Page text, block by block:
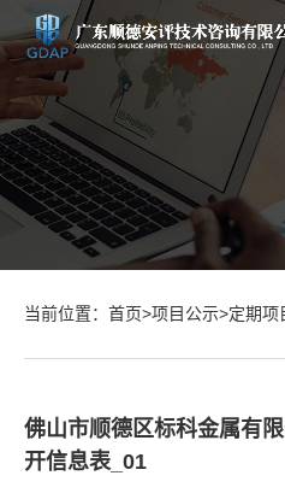
当前位置： 首页>项目公示>定期项
佛山市顺德区标科金属有
开信息表_01